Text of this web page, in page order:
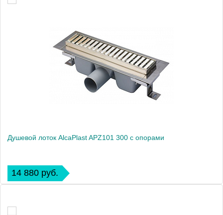
Душевой лоток AlcaPlast APZ101 300 с опорами
14 880 руб.